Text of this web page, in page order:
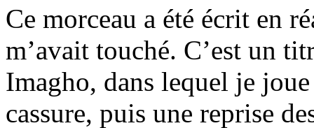
Ce morceau a été écrit en
m’avait touché. C’est un
Imagho, dans lequel je
cassure, puis une reprise